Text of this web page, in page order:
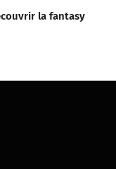
la fantasy